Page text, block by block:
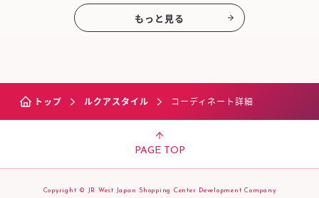
もっと見る
トップ ルクアスタイル コーディネート詳細
PAGE TOP
Copyright © JR West Japan Shopping Center Development Company